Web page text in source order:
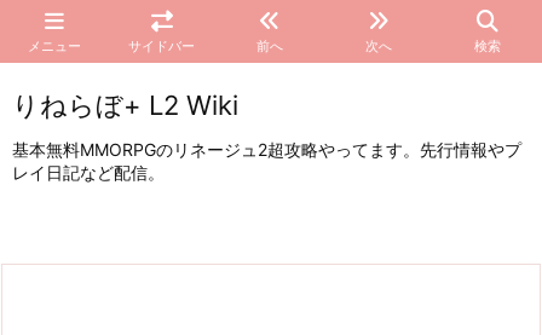
メニュー サイドバー 前へ 次へ 検索
りねらぼ+ L2 Wiki
基本無料MMORPGのリネージュ2超攻略やってます。先行情報やプ
レイ日記など配信。